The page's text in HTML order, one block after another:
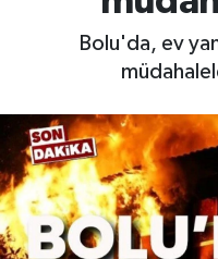
Bolu'da, ev